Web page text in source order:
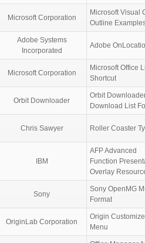
Microsoft Corporation
Microsoft Visual
Outline
Adobe Systems
Incorporated
Adobe
Microsoft Corporation
Microsoft Office
Shortcut
Orbit Downloader
Orbit
Download List
Chris Sawyer Roller Coaster
IBM
AFP Advanced
Function
Overlay
Sony
Sony OpenMG
Format
OriginLab Corporation
Origin
Menu